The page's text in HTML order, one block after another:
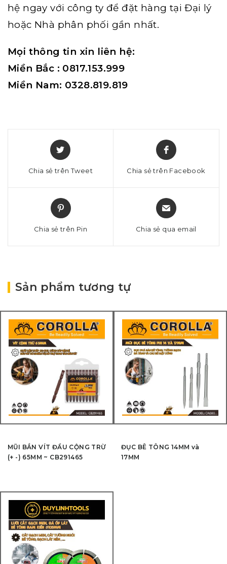
hệ ngay với công ty để đặt hàng tại Đại lý
hoặc Nhà phân phối gần nhất.
Mọi thông tin xin liên hệ:
Miền Bắc : 0817.153.999
Miền Nam: 0328.819.819
Chia sẻ trên Tweet Chia sẻ trên Facebook
Chia sẻ trên Pin Chia sẻ qua email
Sản phẩm tương tự
MŨI BẮN VÍT ĐẦU CỘNG TRỪ
(+ -) 65MM ~ CB291465
ĐỤC BÊ TÔNG 14MM và
17MM